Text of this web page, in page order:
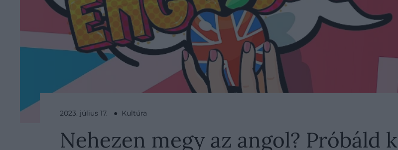
2023. július 17. ● Kultúra
Nehezen megy az angol? Próbáld